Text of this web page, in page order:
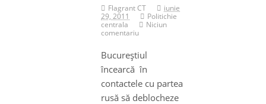
Flagrant CT
iunie
29, 2011
Politichie
centrala
Niciun
comentariu
Bucureştiul
încearcă în
contactele cu partea
rusă să deblocheze